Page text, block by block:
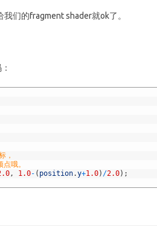
们的fragment shader就ok了。
，
哦。
, 1.0- ( position.y+1.0) /2.0) ;